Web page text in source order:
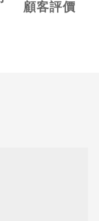
顧客評價